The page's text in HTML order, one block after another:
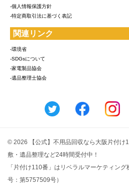
-個人情報保護方針
-特定商取引法に基づく表記
関連リンク
-環境省
-SDGsについて
-家電製品協会
-遺品整理士協会
© 2026 【公式】不用品回収なら大阪片付け
敷・遺品整理など24時間受付中！
「片付け110番」はリベラルマーケティン
号：第5757509号）